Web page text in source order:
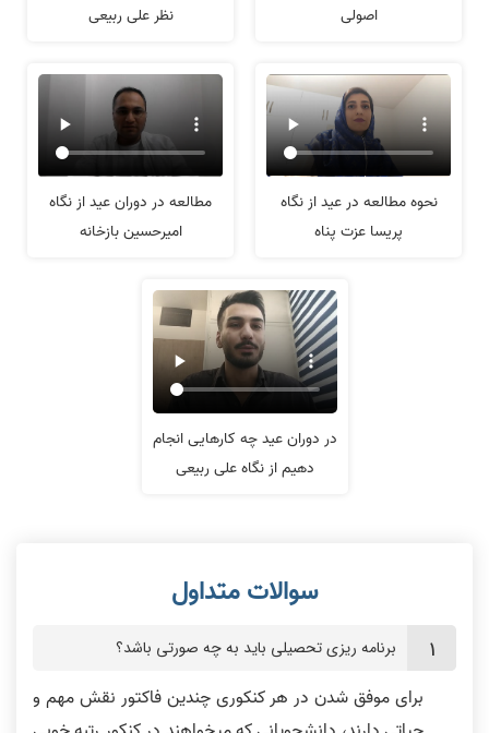
اصولی
نظر علی ربیعی
نحوه مطالعه در عید از نگاه
پریسا عزت پناه
مطالعه در دوران عید از نگاه
امیرحسین بازخانه
در دوران عید چه کارهایی انجام
دهیم از نگاه علی ربیعی
برنامه ریزی تحصیلی باید به چه صورتی باشد؟
برای موفق شدن در هر کنکوری چندین فاکتور نقش مهم و